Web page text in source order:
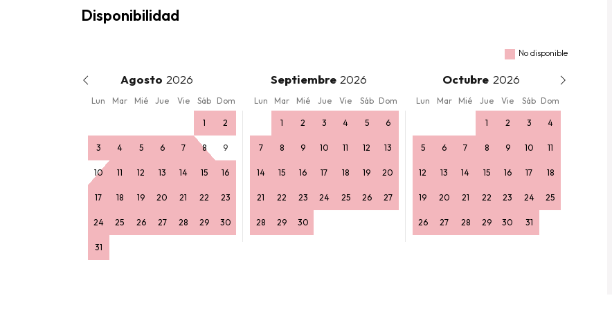
Disponibilidad
No disponible
Agosto Septiembre Octubre
Lun Mar Mié Jue Vie Sáb Dom Lun Mar Mié Jue Vie Sáb Dom Lun Mar Mié Jue Vie Sáb Dom
1 2
3 4 5 6 7 8 9
10 11 12 13 14 15 16
17 18 19 20 21 22 23
24 25 26 27 28 29 30
31
1 2 3 4 5 6
7 8 9 10 11 12 13
14 15 16 17 18 19 20
21 22 23 24 25 26 27
28 29 30
1 2 3 4
5 6 7 8 9 10 11
12 13 14 15 16 17 18
19 20 21 22 23 24 25
26 27 28 29 30 31